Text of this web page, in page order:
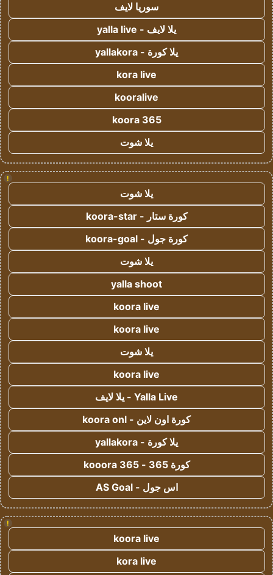
سوريا لايف
يلا لايف - yalla live
يلا كورة - yallakora
kora live
kooralive
koora 365
يلا شوت
!
يلا شوت
كورة ستار - koora-star
كورة جول - koora-goal
يلا شوت
yalla shoot
koora live
koora live
يلا شوت
koora live
Yalla Live - يلا لايف
كورة اون لاين - koora onl
يلا كورة - yallakora
كورة 365 - kooora 365
اس جول - AS Goal
!
koora live
kora live